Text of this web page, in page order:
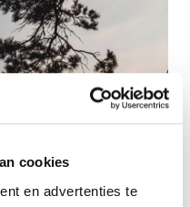
cookies
en advertenties te